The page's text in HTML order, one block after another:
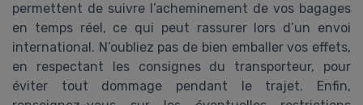
permettent de suivre l’acheminement de vos bagages
en temps réel, ce qui peut rassurer lors d’un envoi
international. N’oubliez pas de bien emballer vos effets,
en respectant les consignes du transporteur, pour
éviter tout dommage pendant le trajet. Enfin,